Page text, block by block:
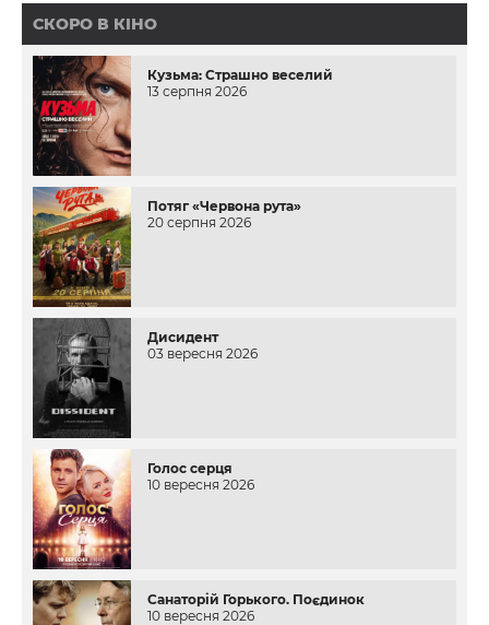
СКОРО В КІНО
Кузьма: Страшно веселий
13 серпня 2026
Потяг «Червона рута»
20 серпня 2026
Дисидент
03 вересня 2026
Голос серця
10 вересня 2026
Санаторій Горького. Поєдинок
10 вересня 2026